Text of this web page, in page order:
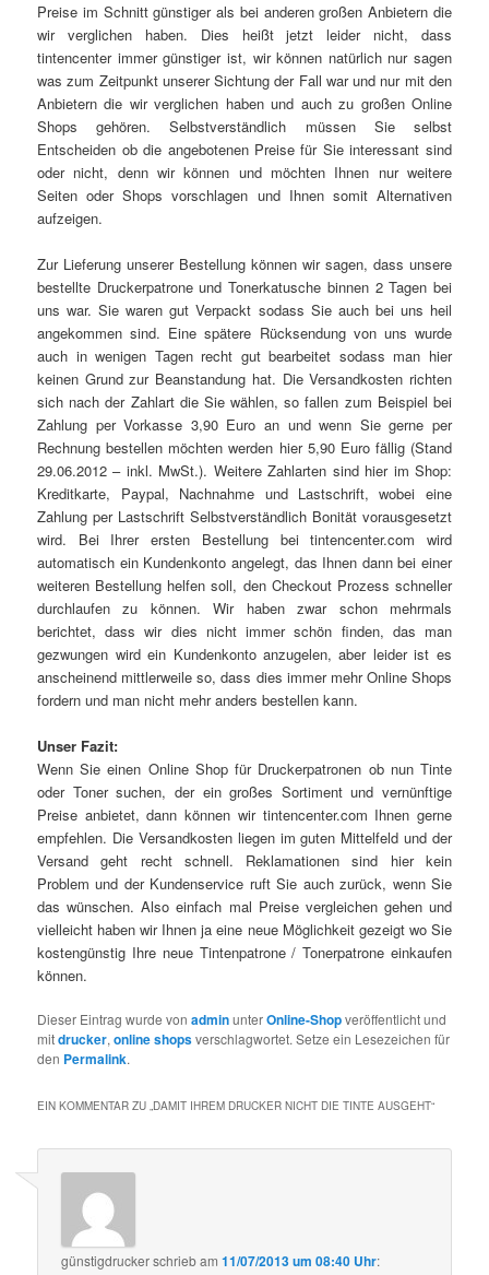
Preise im Schnitt günstiger als bei anderen großen Anbietern die
wir verglichen haben. Dies heißt jetzt leider nicht, dass
tintencenter immer günstiger ist, wir können natürlich nur sagen
was zum Zeitpunkt unserer Sichtung der Fall war und nur mit den
Anbietern die wir verglichen haben und auch zu großen Online
Shops gehören. Selbstverständlich müssen Sie selbst
Entscheiden ob die angebotenen Preise für Sie interessant sind
oder nicht, denn wir können und möchten Ihnen nur weitere
Seiten oder Shops vorschlagen und Ihnen somit Alternativen
aufzeigen.
Zur Lieferung unserer Bestellung können wir sagen, dass unsere
bestellte Druckerpatrone und Tonerkatusche binnen 2 Tagen bei
uns war. Sie waren gut Verpackt sodass Sie auch bei uns heil
angekommen sind. Eine spätere Rücksendung von uns wurde
auch in wenigen Tagen recht gut bearbeitet sodass man hier
keinen Grund zur Beanstandung hat. Die Versandkosten richten
sich nach der Zahlart die Sie wählen, so fallen zum Beispiel bei
Zahlung per Vorkasse 3,90 Euro an und wenn Sie gerne per
Rechnung bestellen möchten werden hier 5,90 Euro fällig (Stand
29.06.2012 – inkl. MwSt.). Weitere Zahlarten sind hier im Shop:
Kreditkarte, Paypal, Nachnahme und Lastschrift, wobei eine
Zahlung per Lastschrift Selbstverständlich Bonität vorausgesetzt
wird. Bei Ihrer ersten Bestellung bei tintencenter.com wird
automatisch ein Kundenkonto angelegt, das Ihnen dann bei einer
weiteren Bestellung helfen soll, den Checkout Prozess schneller
durchlaufen zu können. Wir haben zwar schon mehrmals
berichtet, dass wir dies nicht immer schön finden, das man
gezwungen wird ein Kundenkonto anzugelen, aber leider ist es
anscheinend mittlerweile so, dass dies immer mehr Online Shops
fordern und man nicht mehr anders bestellen kann.
Unser Fazit:
Wenn Sie einen Online Shop für Druckerpatronen ob nun Tinte
oder Toner suchen, der ein großes Sortiment und vernünftige
Preise anbietet, dann können wir tintencenter.com Ihnen gerne
empfehlen. Die Versandkosten liegen im guten Mittelfeld und der
Versand geht recht schnell. Reklamationen sind hier kein
Problem und der Kundenservice ruft Sie auch zurück, wenn Sie
das wünschen. Also einfach mal Preise vergleichen gehen und
vielleicht haben wir Ihnen ja eine neue Möglichkeit gezeigt wo Sie
kostengünstig Ihre neue Tintenpatrone / Tonerpatrone einkaufen
können.
Dieser Eintrag wurde vonadminunterOnline-Shopveröffentlicht und
mitdrucker,online shopsverschlagwortet. Setze ein Lesezeichen für
den Permalink.
EIN KOMMENTAR ZU „DAMIT IHREM DRUCKER NICHT DIE TINTE AUSGEHT“
günstigdruckerschriebam11/07/2013 um 08:40 Uhr: